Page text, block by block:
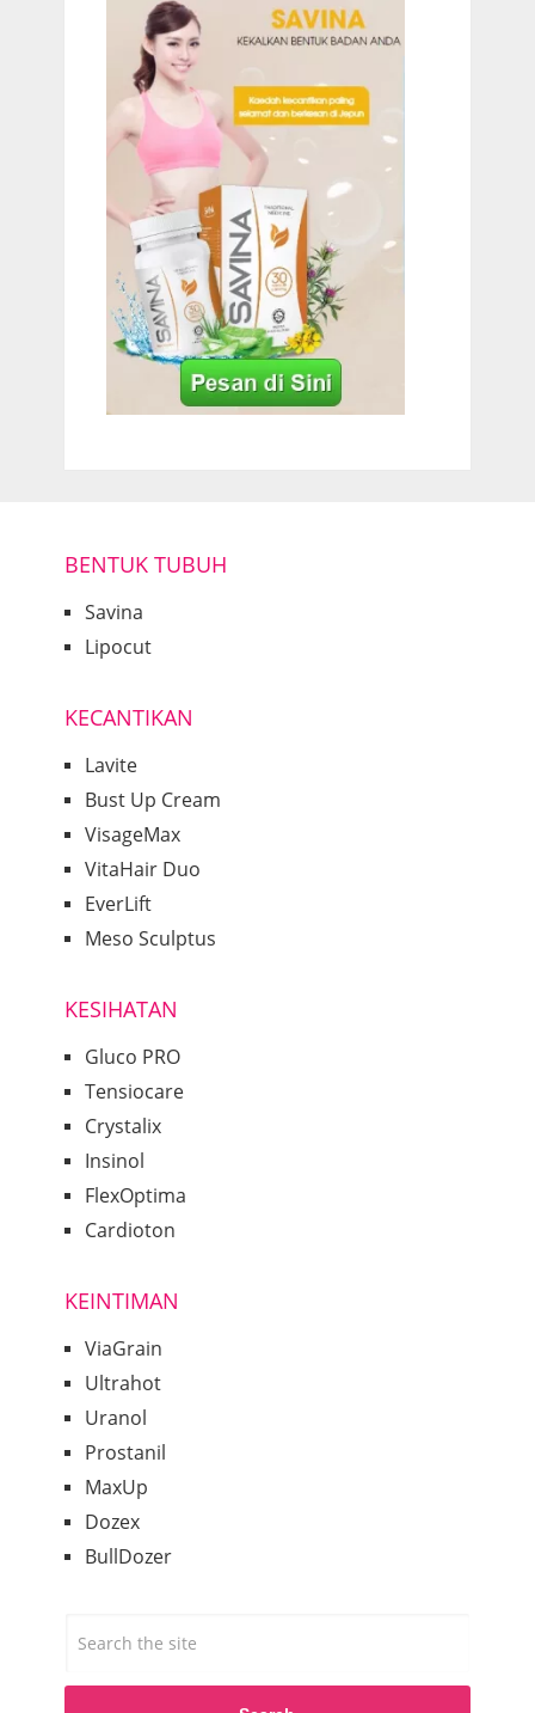
BENTUK TUBUH
Savina
Lipocut
KECANTIKAN
Lavite
Bust Up Cream
VisageMax
VitaHair Duo
EverLift
Meso Sculptus
KESIHATAN
Gluco PRO
Tensiocare
Crystalix
Insinol
FlexOptima
Cardioton
KEINTIMAN
ViaGrain
Ultrahot
Uranol
Prostanil
MaxUp
Dozex
BullDozer